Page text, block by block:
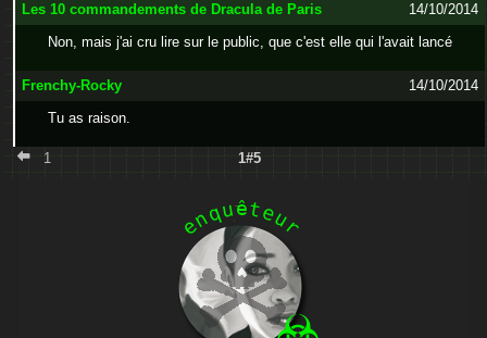
Les 10 commandements de Dracula de Paris
14/10/2014
Non, mais j'ai cru lire sur le public, que c'est elle qui l'avait lancé
Frenchy-Rocky
14/10/2014
Tu as raison.
1 1#5
e
nquêteu
r